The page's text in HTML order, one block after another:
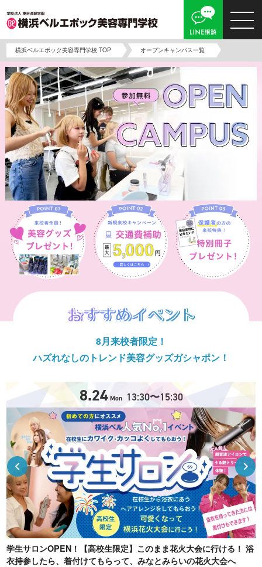
横浜ベルエポック美容専門学校 TOP オープンキャンパス一覧
8月来校者限定！
ハズれなしのトレンド美容グッズガシャポン！
8.24 Mon 13:30〜15:30
学生サロンOPEN！【高校生限定】このまま花火大会に行ける！ 浴
衣持参したら、着付けてもらって、みなとみらいの花火大会へ